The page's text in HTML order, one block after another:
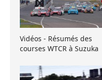
Vidéos - Résumés des
courses WTCR à Suzuka